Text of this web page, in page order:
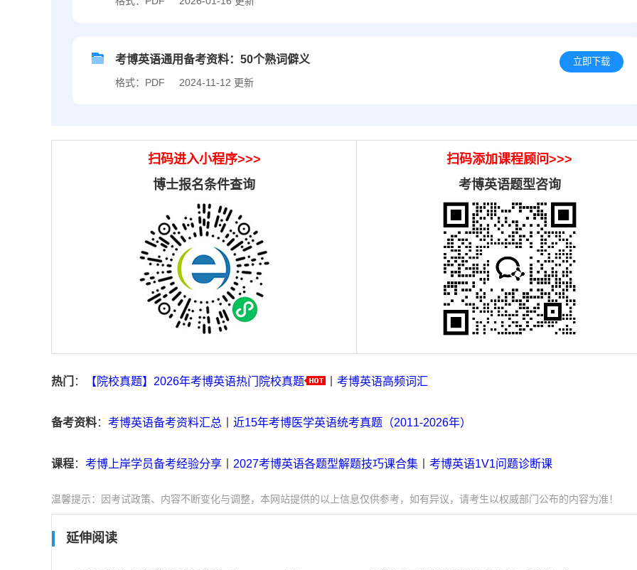
考博英语通用备考资料：50个熟词僻义
格式：PDF 2024-11-12 更新
立即下载
扫码进入小程序>>>
博士报名条件查询
扫码添加课程顾问>>>
考博英语题型咨询
热门 ： 【院校真题】2026年考博英语热门院校真题 考博英语高频词汇
备考资料： 考博英语备考资料汇总 近15年考博医学英语统考真题（2011-2026年）
课程： 考博上岸学员备考经验分享 2027考博英语各题型解题技巧课合集 考博英语1V1问题诊断课
温馨提示：因考试政策、内容不断变化与调整，本网站提供的以上信息仅供参考，如有异议，请考生以权威部门公布的内容为准！
延伸阅读